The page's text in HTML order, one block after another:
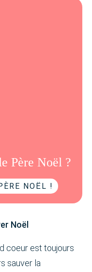
Père Noël ?
NOËL !
Noël
coeur est toujours
sauver la